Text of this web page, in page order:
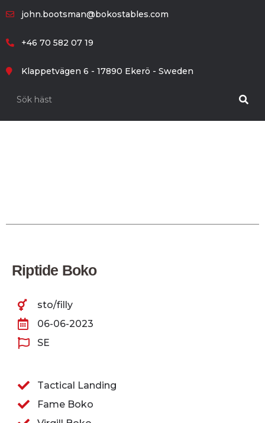
john.bootsman@bokostables.com
+46 70 582 07 19
Klappetvägen 6 - 17890 Ekerö - Sweden
Riptide Boko
sto/filly
06-06-2023
SE
Tactical Landing
Fame Boko